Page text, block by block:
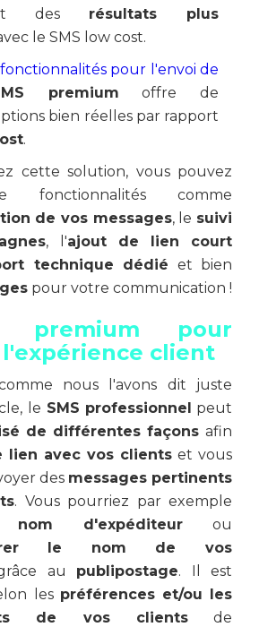
des résultats plus
le SMS low cost.
fonctionnalités pour l'envoi de
premium offre de
bien réelles par rapport
.
cette solution, vous pouvez
fonctionnalités comme
de vos messages, le suivi
, l'ajout de lien court
technique dédié et bien
pour votre communication !
premium pour
client
nous l'avons dit juste
le SMS professionnel peut
de différentes façons afin
lien avec vos clients et vous
des messages pertinents
. Vous pourriez par exemple
nom d'expéditeur ou
le nom de vos
au publipostage. Il est
les préférences et/ou les
de vos clientsde